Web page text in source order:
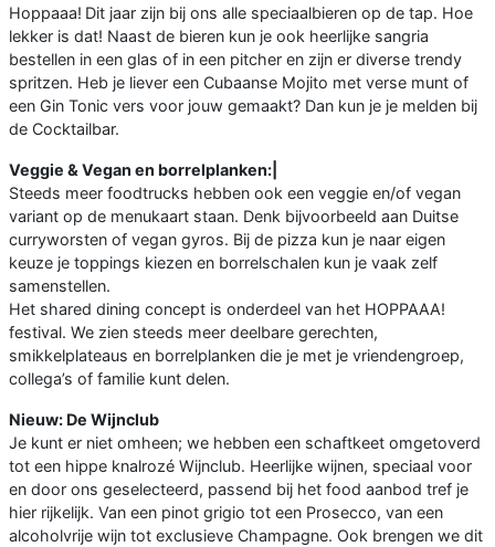
Hoppaaa! Dit jaar zijn bij ons alle speciaalbieren op de tap. Hoe
lekker is dat! Naast de bieren kun je ook heerlijke sangria
bestellen in een glas of in een pitcher en zijn er diverse trendy
spritzen. Heb je liever een Cubaanse Mojito met verse munt of
een Gin Tonic vers voor jouw gemaakt? Dan kun je je melden bij
de Cocktailbar.
Veggie & Vegan en borrelplanken:|
Steeds meer foodtrucks hebben ook een veggie en/of vegan
variant op de menukaart staan. Denk bijvoorbeeld aan Duitse
curryworsten of vegan gyros. Bij de pizza kun je naar eigen
keuze je toppings kiezen en borrelschalen kun je vaak zelf
samenstellen.
Het shared dining concept is onderdeel van het HOPPAAA!
festival. We zien steeds meer deelbare gerechten,
smikkelplateaus en borrelplanken die je met je vriendengroep,
collega’s of familie kunt delen.
Nieuw: De Wijnclub
Je kunt er niet omheen; we hebben een schaftkeet omgetoverd
tot een hippe knalrozé Wijnclub. Heerlijke wijnen, speciaal voor
en door ons geselecteerd, passend bij het food aanbod tref je
hier rijkelijk. Van een pinot grigio tot een Prosecco, van een
alcoholvrije wijn tot exclusieve Champagne. Ook brengen we dit